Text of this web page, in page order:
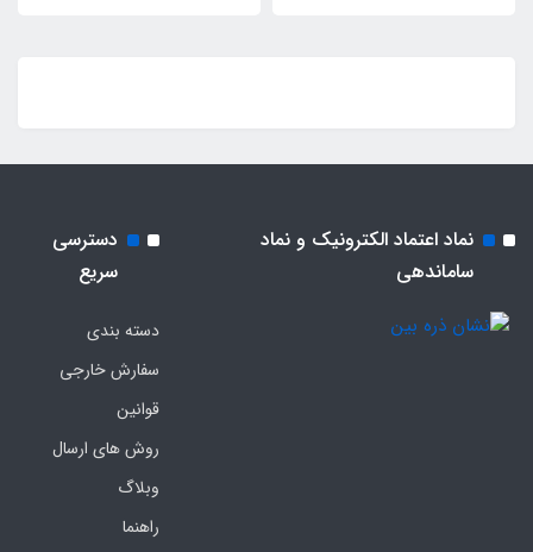
نماد اعتماد الکترونیک و نماد
ساماندهی
دسترسی
سریع
دسته بندی
سفارش خارجی
قوانین
روش های ارسال
وبلاگ
راهنما